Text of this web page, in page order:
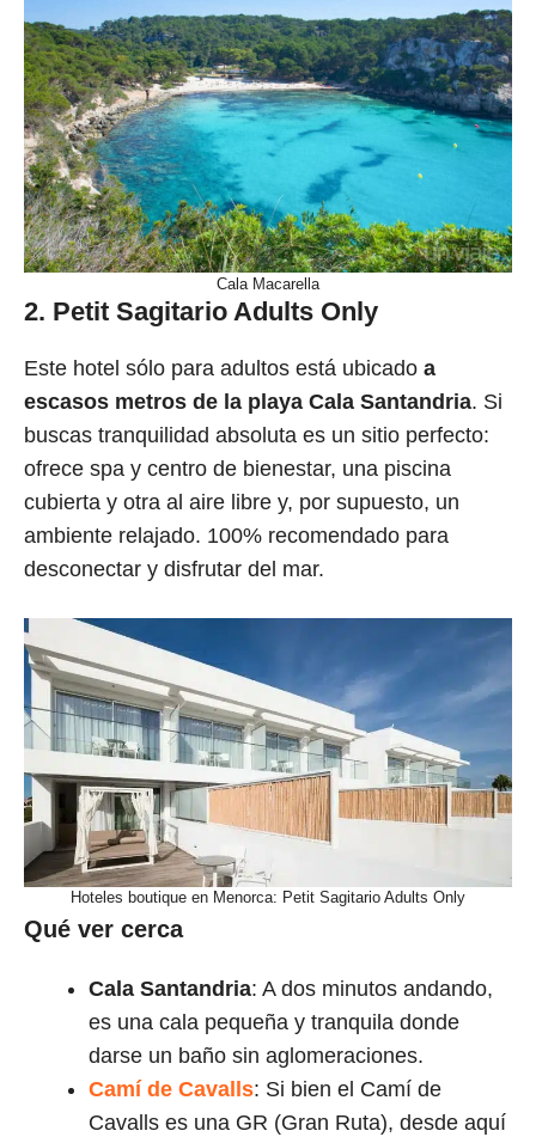
Cala Macarella
2. Petit Sagitario Adults Only
Este hotel sólo para adultos está ubicado a
escasos metros de la playa Cala Santandria. Si
buscas tranquilidad absoluta es un sitio perfecto:
ofrece spa y centro de bienestar, una piscina
cubierta y otra al aire libre y, por supuesto, un
ambiente relajado. 100% recomendado para
desconectar y disfrutar del mar.
Hoteles boutique en Menorca: Petit Sagitario Adults Only
Qué ver cerca
Cala Santandria: A dos minutos andando,
es una cala pequeña y tranquila donde
darse un baño sin aglomeraciones.
Camí de Cavalls: Si bien el Camí de
Cavalls es una GR (Gran Ruta), desde aquí